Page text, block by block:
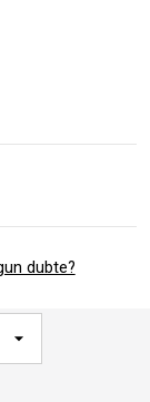
dubte?